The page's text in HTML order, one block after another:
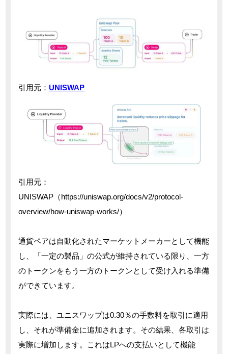
引用元：UNISWAP
引用元：
UNISWAP（https://uniswap.org/docs/v2/protocol-
overview/how-uniswap-works/）
通貨ペアは自動化されたマーケットメーカーとして機能
し、「一定の製品」の公式が維持されている限り、一方
のトークンをもう一方のトークンとして受け入れる準備
ができています。
実際には、ユニスワップは0.30％の手数料を取引に適用
し、それが準備金に追加されます。その結果、各取引は
実際に増加します。これはLPへの支払いとして機能